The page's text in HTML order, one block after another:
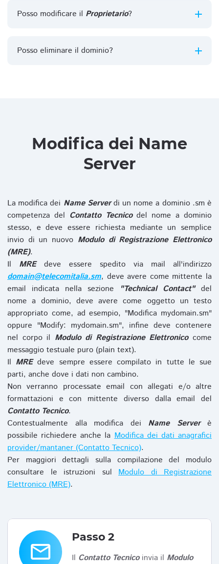
Posso modificare il Proprietario?
Posso eliminare il dominio?
Modifica dei Name
Server
La modifica dei Name Serverdi un nome a dominio .sm è
competenza del Contatto Tecnicodel nome a dominio
stesso, e deve essere richiesta mediante un semplice
invio di un nuovo Modulo di Registrazione Elettronico
(MRE).
Il MREdeve essere spedito via mail all'indirizzo
domain@telecomitalia.sm, deve avere come mittente la
email indicata nella sezione
"Technical Contact"del
nome a dominio, deve avere come oggetto un testo
appropriato come, ad esempio, "Modifica mydomain.sm"
oppure "Modify: mydomain.sm", infine deve contenere
nel corpo il Modulo di Registrazione Elettronicocome
messaggio testuale puro (plain text).
Il MREdeve sempre essere compilato in tutte le sue
parti, anche dove i dati non cambino.
Non verranno processate email con allegati e/o altre
formattazioni e con mittente diverso dalla email del
Contatto Tecnico.
Contestualmente alla modifica dei Name Serverè
possibile richiedere anche laModifica dei dati anagrafici
provider/mantaner (Contatto Tecnico).
Per maggiori dettagli sulla compilazione del modulo
consultare le istruzioni sul Modulo di Registrazione
Elettronico (MRE).
email
Passo 2
Il Contatto Tecnicoinvia il Modulo